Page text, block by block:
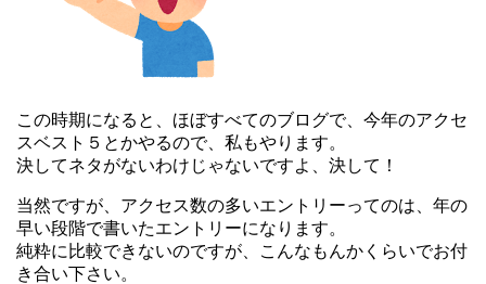
この時期になると、ほぼすべてのブログで、今年のアクセ
スベスト５とかやるので、私もやります。
決してネタがないわけじゃないですよ、決して！
当然ですが、アクセス数の多いエントリーってのは、年の
早い段階で書いたエントリーになります。
純粋に比較できないのですが、こんなもんかくらいでお付
き合い下さい。